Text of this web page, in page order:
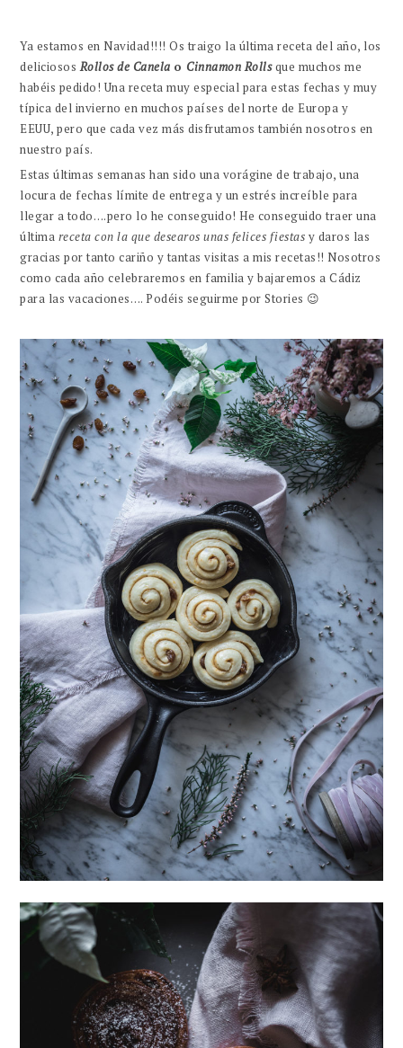
Ya estamos en Navidad!!!! Os traigo la última receta del año, los
deliciososRollos de Canela o Cinnamon Rollsque muchos me
habéis pedido! Una receta muy especial para estas fechas y muy
típica del invierno en muchos países del norte de Europa y
EEUU, pero que cada vez más disfrutamos también nosotros en
nuestro país.
Estas últimas semanas han sido una vorágine de trabajo, una
locura de fechas límite de entrega y un estrés increíble para
llegar a todo….pero lo he conseguido! He conseguido traer una
última receta con la que desearos unas felices fiestas y daros las
gracias por tanto cariño y tantas visitas a mis recetas!! Nosotros
como cada año celebraremos en familia y bajaremos a Cádiz
para las vacaciones…. Podéis seguirme por Stories 😉